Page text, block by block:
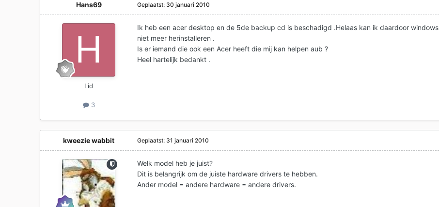
Hans69
Lid
3
Geplaatst: 30 januari 2010
Ik heb een acer desktop en de 5de backup cd is beschadigd .Helaas kan ik daardoor windows
niet meer herinstalleren .
Is er iemand die ook een Acer heeft die mij kan helpen aub ?
Heel hartelijk bedankt .
kweezie wabbit Geplaatst: 31 januari 2010
Welk model heb je juist?
Dit is belangrijk om de juiste hardware drivers te hebben.
Ander model = andere hardware = andere drivers.